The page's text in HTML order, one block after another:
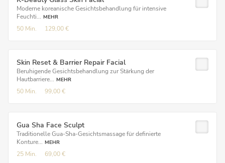
Moderne koreanische Gesichtsbehandlung für intensive
Feuchti... MEHR
50 Min. 129,00 €
Skin Reset & Barrier Repair Facial
Beruhigende Gesichtsbehandlung zur Stärkung der
Hautbarriere... MEHR
50 Min. 99,00 €
Gua Sha Face Sculpt
Traditionelle Gua-Sha-Gesichtsmassage für definierte
Konture... MEHR
25 Min. 69,00 €